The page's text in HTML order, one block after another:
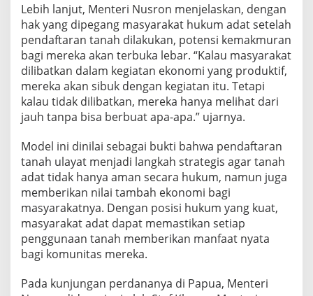
Lebih lanjut, Menteri Nusron menjelaskan, dengan
hak yang dipegang masyarakat hukum adat setelah
pendaftaran tanah dilakukan, potensi kemakmuran
bagi mereka akan terbuka lebar. “Kalau masyarakat
dilibatkan dalam kegiatan ekonomi yang produktif,
mereka akan sibuk dengan kegiatan itu. Tetapi
kalau tidak dilibatkan, mereka hanya melihat dari
jauh tanpa bisa berbuat apa-apa.” ujarnya.
Model ini dinilai sebagai bukti bahwa pendaftaran
tanah ulayat menjadi langkah strategis agar tanah
adat tidak hanya aman secara hukum, namun juga
memberikan nilai tambah ekonomi bagi
masyarakatnya. Dengan posisi hukum yang kuat,
masyarakat adat dapat memastikan setiap
penggunaan tanah memberikan manfaat nyata
bagi komunitas mereka.
Pada kunjungan perdananya di Papua, Menteri